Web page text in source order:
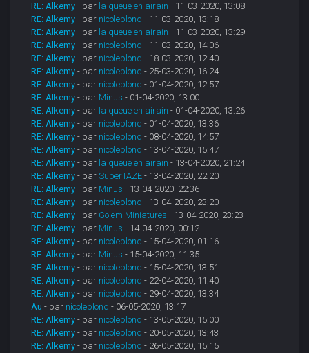
RE: Alkemy - par la queue en airain - 11-03-2020, 13:08
RE: Alkemy - par nicoleblond - 11-03-2020, 13:18
RE: Alkemy - par la queue en airain - 11-03-2020, 13:29
RE: Alkemy - par nicoleblond - 11-03-2020, 14:06
RE: Alkemy - par nicoleblond - 18-03-2020, 12:40
RE: Alkemy - par nicoleblond - 25-03-2020, 16:24
RE: Alkemy - par nicoleblond - 01-04-2020, 12:57
RE: Alkemy - par Minus - 01-04-2020, 13:00
RE: Alkemy - par la queue en airain - 01-04-2020, 13:26
RE: Alkemy - par nicoleblond - 01-04-2020, 13:36
RE: Alkemy - par nicoleblond - 08-04-2020, 14:57
RE: Alkemy - par nicoleblond - 13-04-2020, 15:47
RE: Alkemy - par la queue en airain - 13-04-2020, 21:24
RE: Alkemy - parSuperTAZE - 13-04-2020, 22:20
RE: Alkemy - par Minus - 13-04-2020, 22:36
RE: Alkemy - par nicoleblond - 13-04-2020, 23:20
RE: Alkemy - par Golem Miniatures - 13-04-2020, 23:23
RE: Alkemy - par Minus - 14-04-2020, 00:12
RE: Alkemy - par nicoleblond - 15-04-2020, 01:16
RE: Alkemy - par Minus - 15-04-2020, 11:35
RE: Alkemy - par nicoleblond - 15-04-2020, 13:51
RE: Alkemy - par nicoleblond - 22-04-2020, 11:40
RE: Alkemy - par nicoleblond - 29-04-2020, 13:34
Au - par nicoleblond - 06-05-2020, 13:17
RE: Alkemy - par nicoleblond - 13-05-2020, 15:00
RE: Alkemy - par nicoleblond - 20-05-2020, 13:43
RE: Alkemy - par nicoleblond - 26-05-2020, 15:15